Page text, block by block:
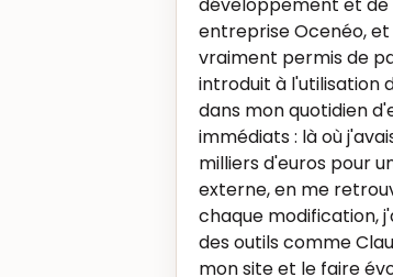
entreprise Ocenéo,
vraiment permis de
introduit à l'utilisation
dans mon quotidien
immédiats : là où
milliers d'euros pour
externe, en me
chaque modification,
des outils comme
mon site et le faire